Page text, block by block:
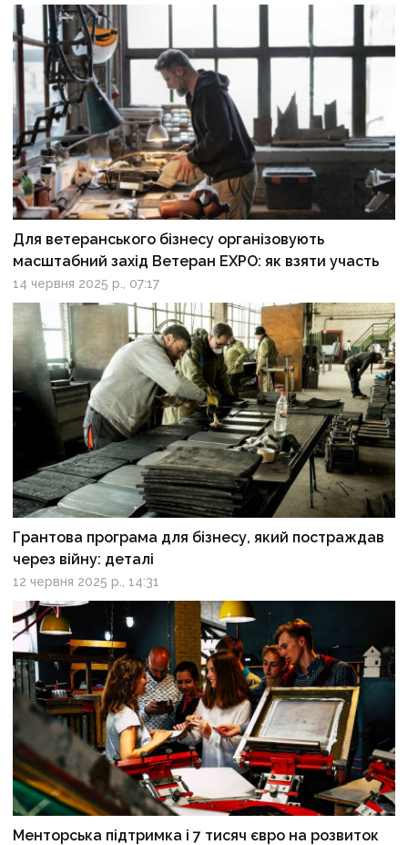
Для ветеранського бізнесу організовують
масштабний захід Ветеран EXPO: як взяти участь
14 червня 2025 р., 07:17
Грантова програма для бізнесу, який постраждав
через війну: деталі
12 червня 2025 р., 14:31
Менторська підтримка і 7 тисяч євро на розвиток